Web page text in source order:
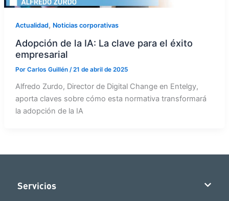
Actualidad, Noticias corporativas
Adopción de la IA: La clave para el éxito
empresarial
Por Carlos Guillén /21 de abril de 2025
Alfredo Zurdo, Director de Digital Change en Entelgy,
aporta claves sobre cómo esta normativa transformará
la adopción de la IA
Servicios